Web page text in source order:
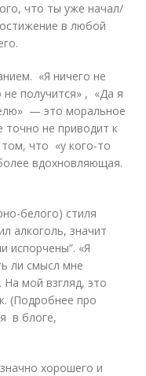
что ты уже начал/
в любой
«Я ничего не
не получится» , «Да я
— это моральное
точно не приводит к
что «у кого-то
вдохновляющая.
белого) стиля
алкоголь, значит
испорчены”. «Я
ли смысл мне
На мой взгляд, это
(Подробнее про
в блоге,
хорошего и